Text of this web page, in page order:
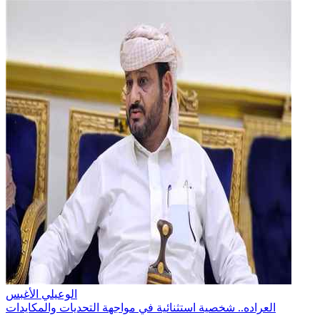
الوعيلي الأغبس
العراده.. شخصية استثنائية في مواجهة التحديات والمكايدات